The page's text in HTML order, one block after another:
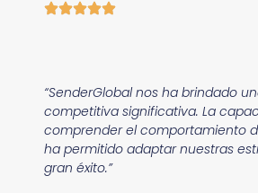
“SenderGlobal nos ha brindado
competitiva significativa. La
comprender el comportamiento
ha permitido adaptar nuestras
gran éxito.”